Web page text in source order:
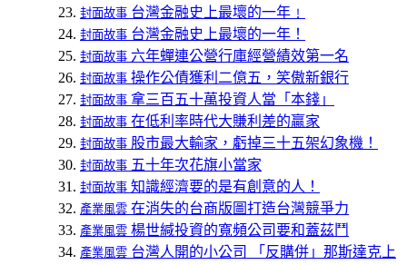
封面故事 台灣金融史上最壞的一年﹗
封面故事 台灣金融史上最壞的一年！
封面故事 六年蟬連公營行庫經營績效第一名
封面故事 操作公債獲利二億五，笑傲新銀行
封面故事 拿三百五十萬投資人當「本錢」
封面故事 在低利率時代大賺利差的贏家
封面故事 股市最大輸家，虧掉三十五架幻象機！
封面故事 五十年次花旗小當家
封面故事 知識經濟要的是有創意的人！
產業風雲 在消失的台商版圖打造台灣競爭力
產業風雲 楊世緘投資的寬頻公司要和蓋茲鬥
產業風雲 台灣人開的小公司 「反購併」那斯達克上